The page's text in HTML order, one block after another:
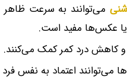
می‌توانند به سرعت ظاهر
یا عکس‌ها مفید است.
کاهش درد کمر کمک می‌کنند.
می‌توانند اعتماد به نفس فرد